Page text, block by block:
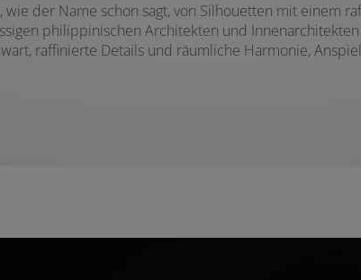
der Name schon sagt, von Silhouetten mit einem
philippinischen Architekten und
raffinierte Details und räumliche Harmonie,